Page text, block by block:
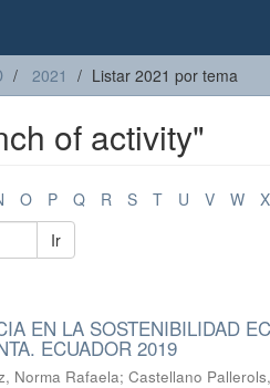
2021 Listar 2021 por tema
of activity"
O P Q R S T U V W X
Ir
EN LA SOSTENIBILIDAD
ECUADOR 2019
Norma Rafaela; Castellano